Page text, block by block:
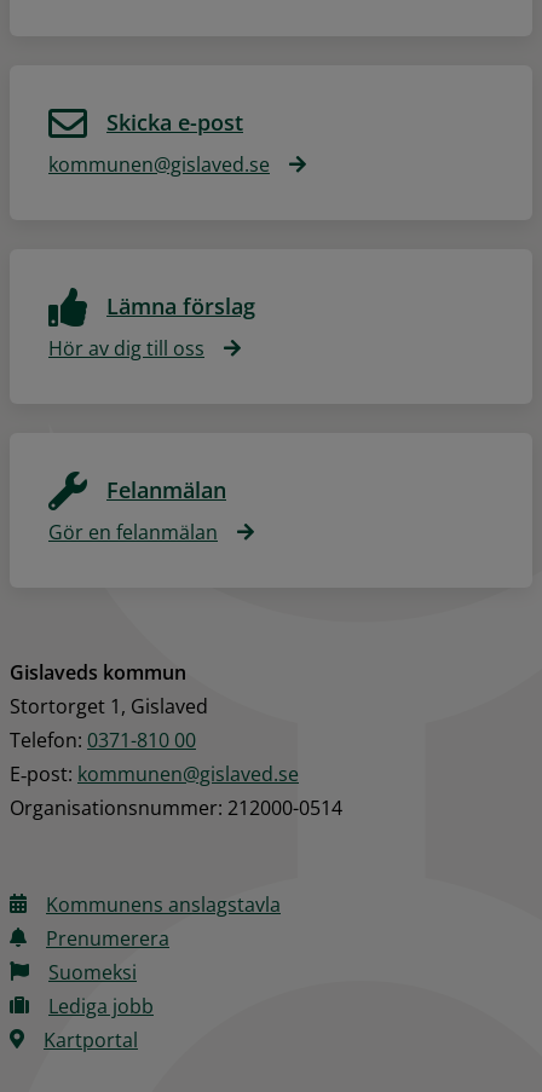
Skicka e-post
kommunen@gislaved.se
Lämna förslag
Hör av dig till oss
Felanmälan
Gör en felanmälan
Gislaveds kommun
Stortorget 1, Gislaved
Telefon: 0371-810 00
E‑post: kommunen@gislaved.se
Organisationsnummer: 212000-0514
Kommunens anslagstavla
Prenumerera
Suomeksi
Lediga jobb
Kartportal